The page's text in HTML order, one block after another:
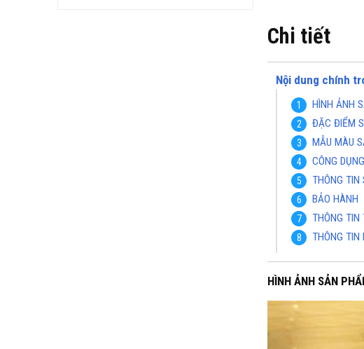
Chi tiết
Nội dung chính
HÌNH ẢNH
ĐẶC ĐIỂM
MẪU MÀU
CÔNG
THÔNG
BẢO HÀNH
THÔNG TIN
THÔNG TIN
HÌNH ẢNH SẢN